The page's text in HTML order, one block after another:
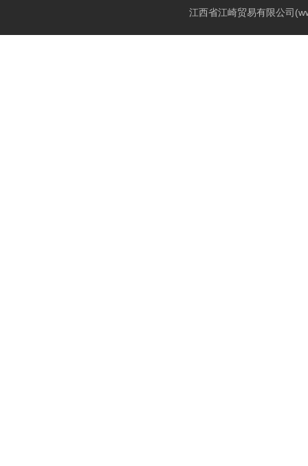
江西省江崎贸易有限公司